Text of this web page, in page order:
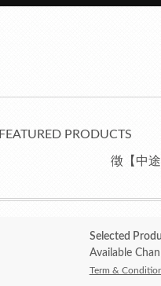
FEATURED PRODUCTS
徵【中
Selected
Available
Term &